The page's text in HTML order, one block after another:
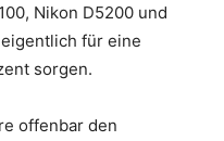
Nikon D5200 und
für eine
sorgen.
offenbar den